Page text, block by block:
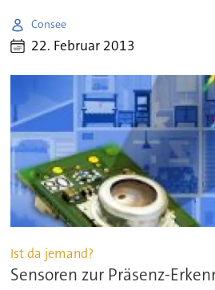
Consee
22. Februar 2013
Ist da jemand?
Sensoren zur Präsenz-